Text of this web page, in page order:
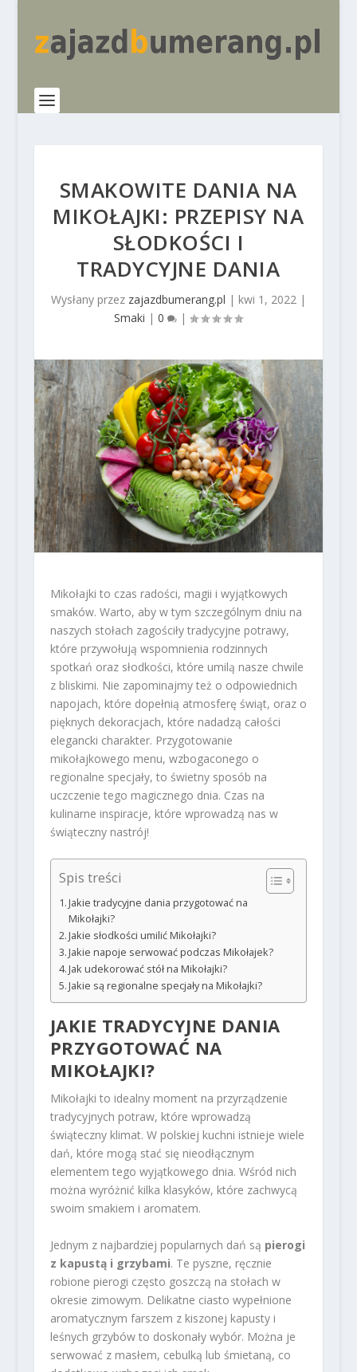
SMAKOWITE DANIA NA
MIKOŁAJKI: PRZEPISY NA
SŁODKOŚCI I
TRADYCYJNE DANIA
Wysłany przez zajazdbumerang.pl | kwi 1, 2022|
Smaki |0 |
Mikołajki to czas radości, magii i wyjątkowych
smaków. Warto, aby w tym szczególnym dniu na
naszych stołach zagościły tradycyjne potrawy,
które przywołują wspomnienia rodzinnych
spotkań oraz słodkości, które umilą nasze chwile
z bliskimi. Nie zapominajmy też o odpowiednich
napojach, które dopełnią atmosferę świąt, oraz o
pięknych dekoracjach, które nadadzą całości
elegancki charakter. Przygotowanie
mikołajkowego menu, wzbogaconego o
regionalne specjały, to świetny sposób na
uczczenie tego magicznego dnia. Czas na
kulinarne inspiracje, które wprowadzą nas w
świąteczny nastrój!
Spis treści
Jakie tradycyjne dania przygotować na
Mikołajki?
Jakie słodkości umilić Mikołajki?
Jakie napoje serwować podczas Mikołajek?
Jak udekorować stół na Mikołajki?
Jakie są regionalne specjały na Mikołajki?
JAKIE TRADYCYJNE DANIA
PRZYGOTOWAĆ NA
MIKOŁAJKI?
Mikołajki to idealny moment na przyrządzenie
tradycyjnych potraw, które wprowadzą
świąteczny klimat. W polskiej kuchni istnieje wiele
dań, które mogą stać się nieodłącznym
elementem tego wyjątkowego dnia. Wśród nich
można wyróżnić kilka klasyków, które zachwycą
swoim smakiem i aromatem.
Jednym z najbardziej popularnych dań są pierogi
z kapustą i grzybami. Te pyszne, ręcznie
robione pierogi często goszczą na stołach w
okresie zimowym. Delikatne ciasto wypełnione
aromatycznym farszem z kiszonej kapusty i
leśnych grzybów to doskonały wybór. Można je
serwować z masłem, cebulką lub śmietaną, co